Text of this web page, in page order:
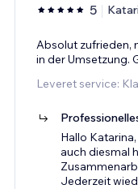
5
Absolut zufrieden,
in der Umsetzung.
Leveret service:
Hallo Katarina,
auch diesmal
Jederzeit